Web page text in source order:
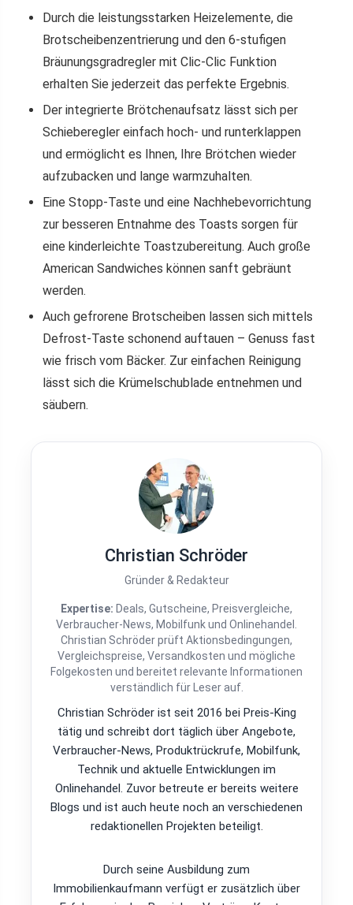
Durch die leistungsstarken Heizelemente, die
Brotscheibenzentrierung und den 6-stufigen
Bräunungsgradregler mit Clic-Clic Funktion
erhalten Sie jederzeit das perfekte Ergebnis.
Der integrierte Brötchenaufsatz lässt sich per
Schieberegler einfach hoch- und runterklappen
und ermöglicht es Ihnen, Ihre Brötchen wieder
aufzubacken und lange warmzuhalten.
Eine Stopp-Taste und eine Nachhebevorrichtung
zur besseren Entnahme des Toasts sorgen für
eine kinderleichte Toastzubereitung. Auch große
American Sandwiches können sanft gebräunt
werden.
Auch gefrorene Brotscheiben lassen sich mittels
Defrost-Taste schonend auftauen – Genuss fast
wie frisch vom Bäcker. Zur einfachen Reinigung
lässt sich die Krümelschublade entnehmen und
säubern.
Christian Schröder
Gründer & Redakteur
Expertise: Deals, Gutscheine, Preisvergleiche,
Verbraucher-News, Mobilfunk und Onlinehandel.
Christian Schröder prüft Aktionsbedingungen,
Vergleichspreise, Versandkosten und mögliche
Folgekosten und bereitet relevante Informationen
verständlich für Leser auf.
Christian Schröder ist seit 2016 bei Preis-King
tätig und schreibt dort täglich über Angebote,
Verbraucher-News, Produktrückrufe, Mobilfunk,
Technik und aktuelle Entwicklungen im
Onlinehandel. Zuvor betreute er bereits weitere
Blogs und ist auch heute noch an verschiedenen
redaktionellen Projekten beteiligt.
Durch seine Ausbildung zum
Immobilienkaufmann verfügt er zusätzlich über